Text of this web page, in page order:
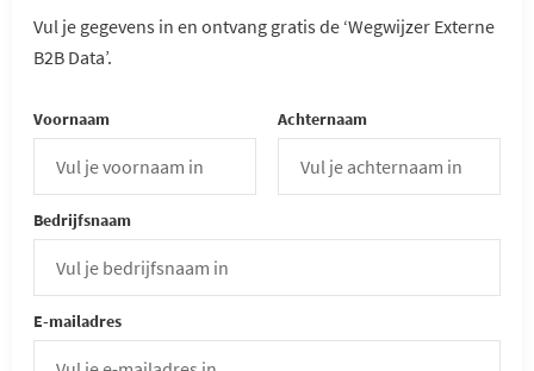
Vul je gegevens in en ontvang gratis de ‘Wegwijzer Externe
B2B Data’.
Voornaam Achternaam
Bedrijfsnaam
E-mailadres